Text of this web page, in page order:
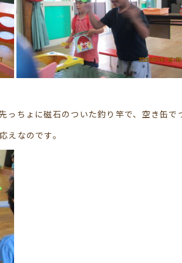
っちょに磁石のついた釣り竿で、空き缶
えなのです。